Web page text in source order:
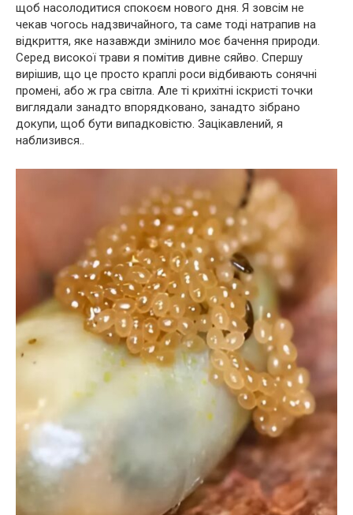
щоб насолодитися спокоєм нового дня. Я зовсім не
чекав чогось надзвичайного, та саме тоді натрапив на
відкриття, яке назавжди змінило моє бачення природи.
Серед високої трави я помітив дивне сяйво. Спершу
вирішив, що це просто краплі роси відбивають сонячні
промені, або ж гра світла. Але ті крихітні іскристі точки
виглядали занадто впорядковано, занадто зібрано
докупи, щоб бути випадковістю. Зацікавлений, я
наблизився..